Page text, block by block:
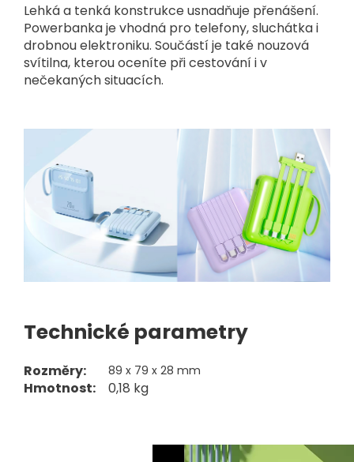
Lehká a tenká konstrukce usnadňuje přenášení.
Powerbanka je vhodná pro telefony, sluchátka i
drobnou elektroniku. Součástí je také nouzová
svítilna, kterou oceníte při cestování i v
nečekaných situacích.
Technické parametry
Rozměry: 89 x 79 x 28 mm
Hmotnost: 0,18 kg